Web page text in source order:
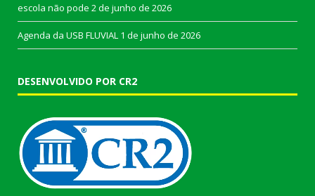
escola não pode 2 de junho de 2026
Agenda da USB FLUVIAL 1 de junho de 2026
DESENVOLVIDO POR CR2